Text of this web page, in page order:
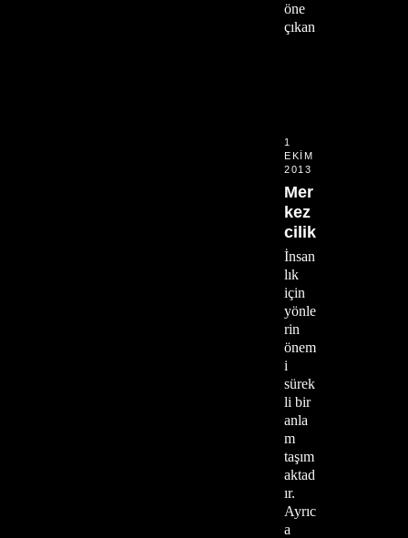
öne
çıkan
1
EKIM
2013
Mer
kez
cilik
İnsan
lık
için
yönle
rin
önem
i
sürek
li bir
anla
m
taşım
aktad
ır.
Ayrıc
a